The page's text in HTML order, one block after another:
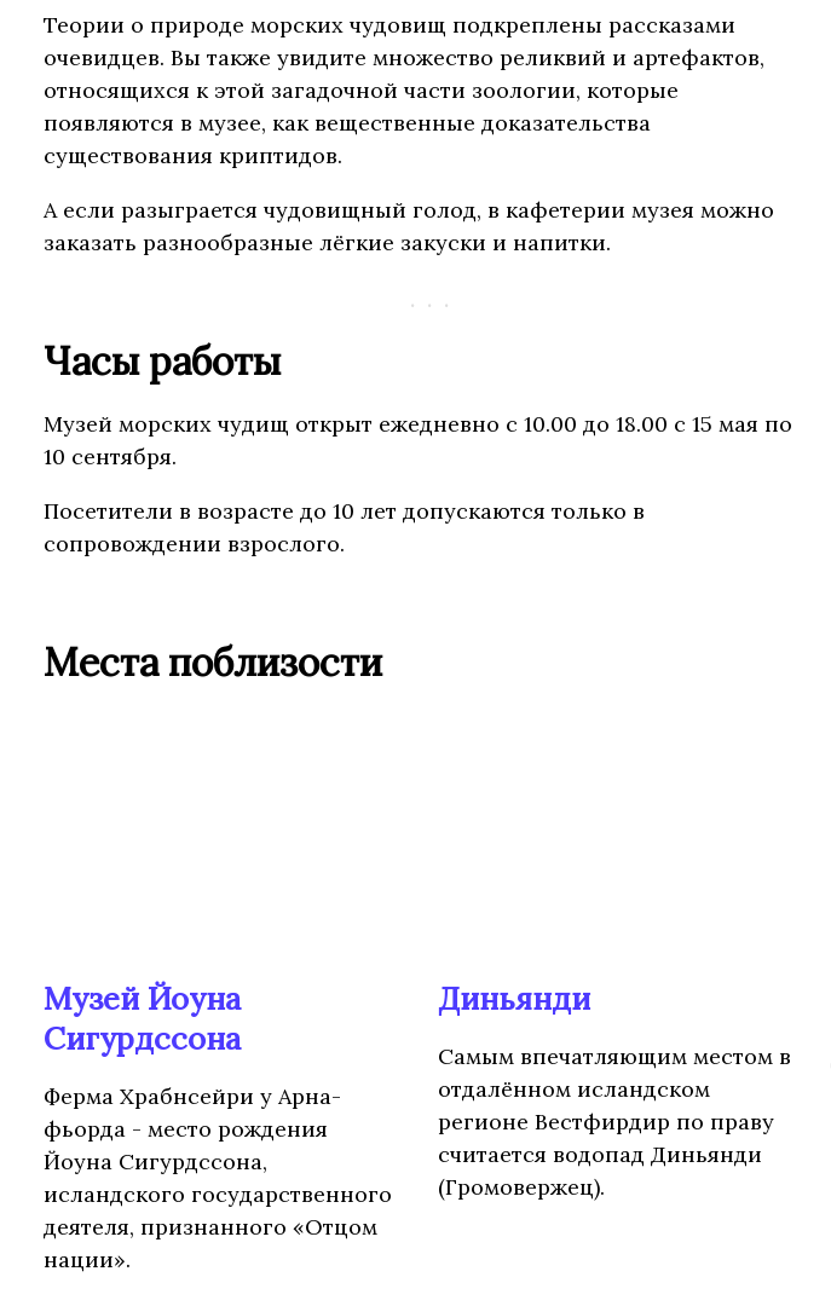
Теории о природе морских чудовищ подкреплены рассказами
очевидцев. Вы также увидите множество реликвий и артефактов,
относящихся к этой загадочной части зоологии, которые
появляются в музее, как вещественные доказательства
существования криптидов.
А если разыграется чудовищный голод, в кафетерии музея можно
заказать разнообразные лёгкие закуски и напитки.
Часы работы
Музей морских чудищ открыт ежедневно с 10.00 до 18.00 с 15 мая по
10 сентября.
Посетители в возрасте до 10 лет допускаются только в
сопровождении взрослого.
Места поблизости
Музей Йоуна
Сигурдссона
Ферма Храбнсейри у Арна-
фьорда - место рождения
Йоуна Сигурдссона,
исландского государственного
деятеля, признанного «Отцом
нации».
Диньянди
Самым впечатляющим местом в
отдалённом исландском
регионе Вестфирдир по праву
считается водопад Диньянди
(Громовержец).